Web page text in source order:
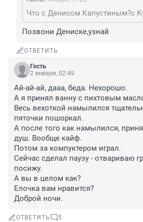
Что с Денисом Капустиным?с
Позвони Дениске,узнай
ОТВЕТИТЬ
Гость
2 января, 02:49
Ай-ай-ай, дааа, беда. Нехорошо.
А я принял ванну с пихтовым
Весь вехоткой намылился
пяточки пошоркал.
А после того как намылился,
душ. Вообще кайф.
Потом за компуктером играл.
Сейчас сделал паузу - отвариваю
посижу.
А вы в целом как?
Елочка вам нравится?
Доброй ночи.
ОТВЕТИТЬ 5